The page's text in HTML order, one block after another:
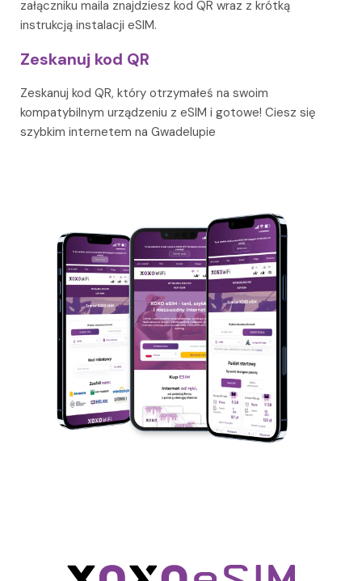
załączniku maila znajdziesz kod QR wraz z krótką
instrukcją instalacji eSIM.
Zeskanuj kod QR
Zeskanuj kod QR, który otrzymałeś na swoim
kompatybilnym urządzeniu z eSIM i gotowe! Ciesz się
szybkim internetem na Gwadelupie